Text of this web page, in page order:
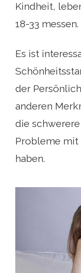
Kindheit,
18-33 messen.
Es ist
der
anderen
die
Probleme
haben.